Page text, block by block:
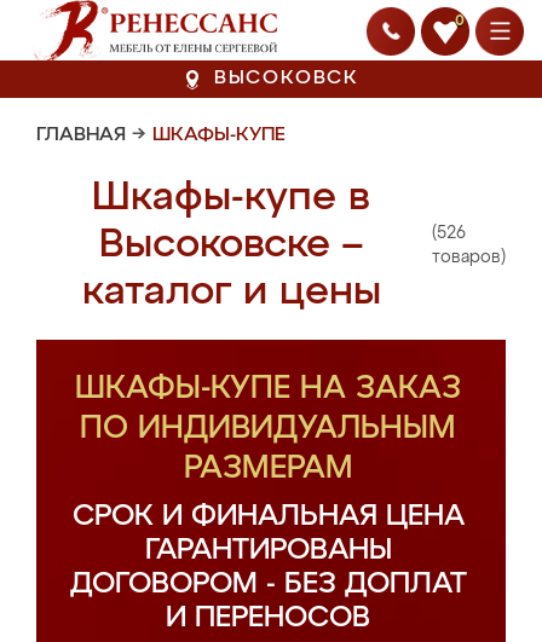
0
ВЫСОКОВСК
ГЛАВНАЯ → ШКАФЫ-КУПЕ
Шкафы-купе в
Высоковске –
каталог и цены
(526
товаров)
ШКАФЫ-КУПЕ НА ЗАКАЗ
ПО ИНДИВИДУАЛЬНЫМ
РАЗМЕРАМ
СРОК И ФИНАЛЬНАЯ ЦЕНА
ГАРАНТИРОВАНЫ
ДОГОВОРОМ - БЕЗ ДОПЛАТ
И ПЕРЕНОСОВ